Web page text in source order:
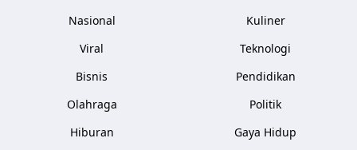
Nasional
Viral
Bisnis
Olahraga
Hiburan
Kuliner
Teknologi
Pendidikan
Politik
Gaya Hidup